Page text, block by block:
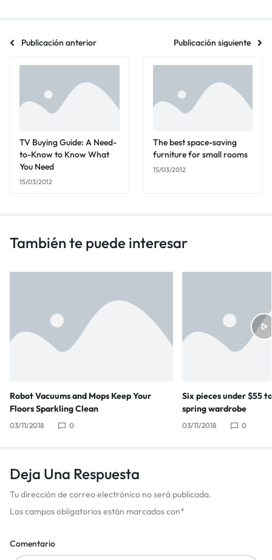
Publicación anterior Publicación siguiente
TV Buying Guide: A Need-
to-Know to Know What
You Need
15/03/2012
The best space-saving
furniture for small rooms
15/03/2012
También te puede interesar
Robot Vacuums and Mops Keep Your
Floors Sparkling Clean
03/11/2018 0
Six pieces under $55
spring wardrobe
03/11/2018 0
Deja Una Respuesta
Tu dirección de correo electrónico no será publicada.
Los campos obligatorios están marcados con*
Comentario